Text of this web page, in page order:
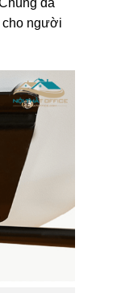
cho người